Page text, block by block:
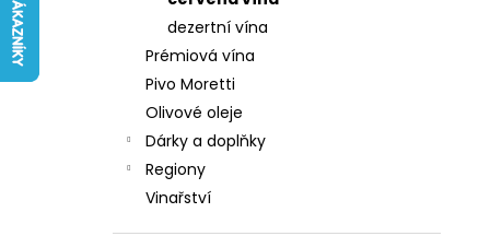
dezertní vína
Prémiová vína
Pivo Moretti
Olivové oleje
Dárky a doplňky
Regiony
Vinařství
242 Kč